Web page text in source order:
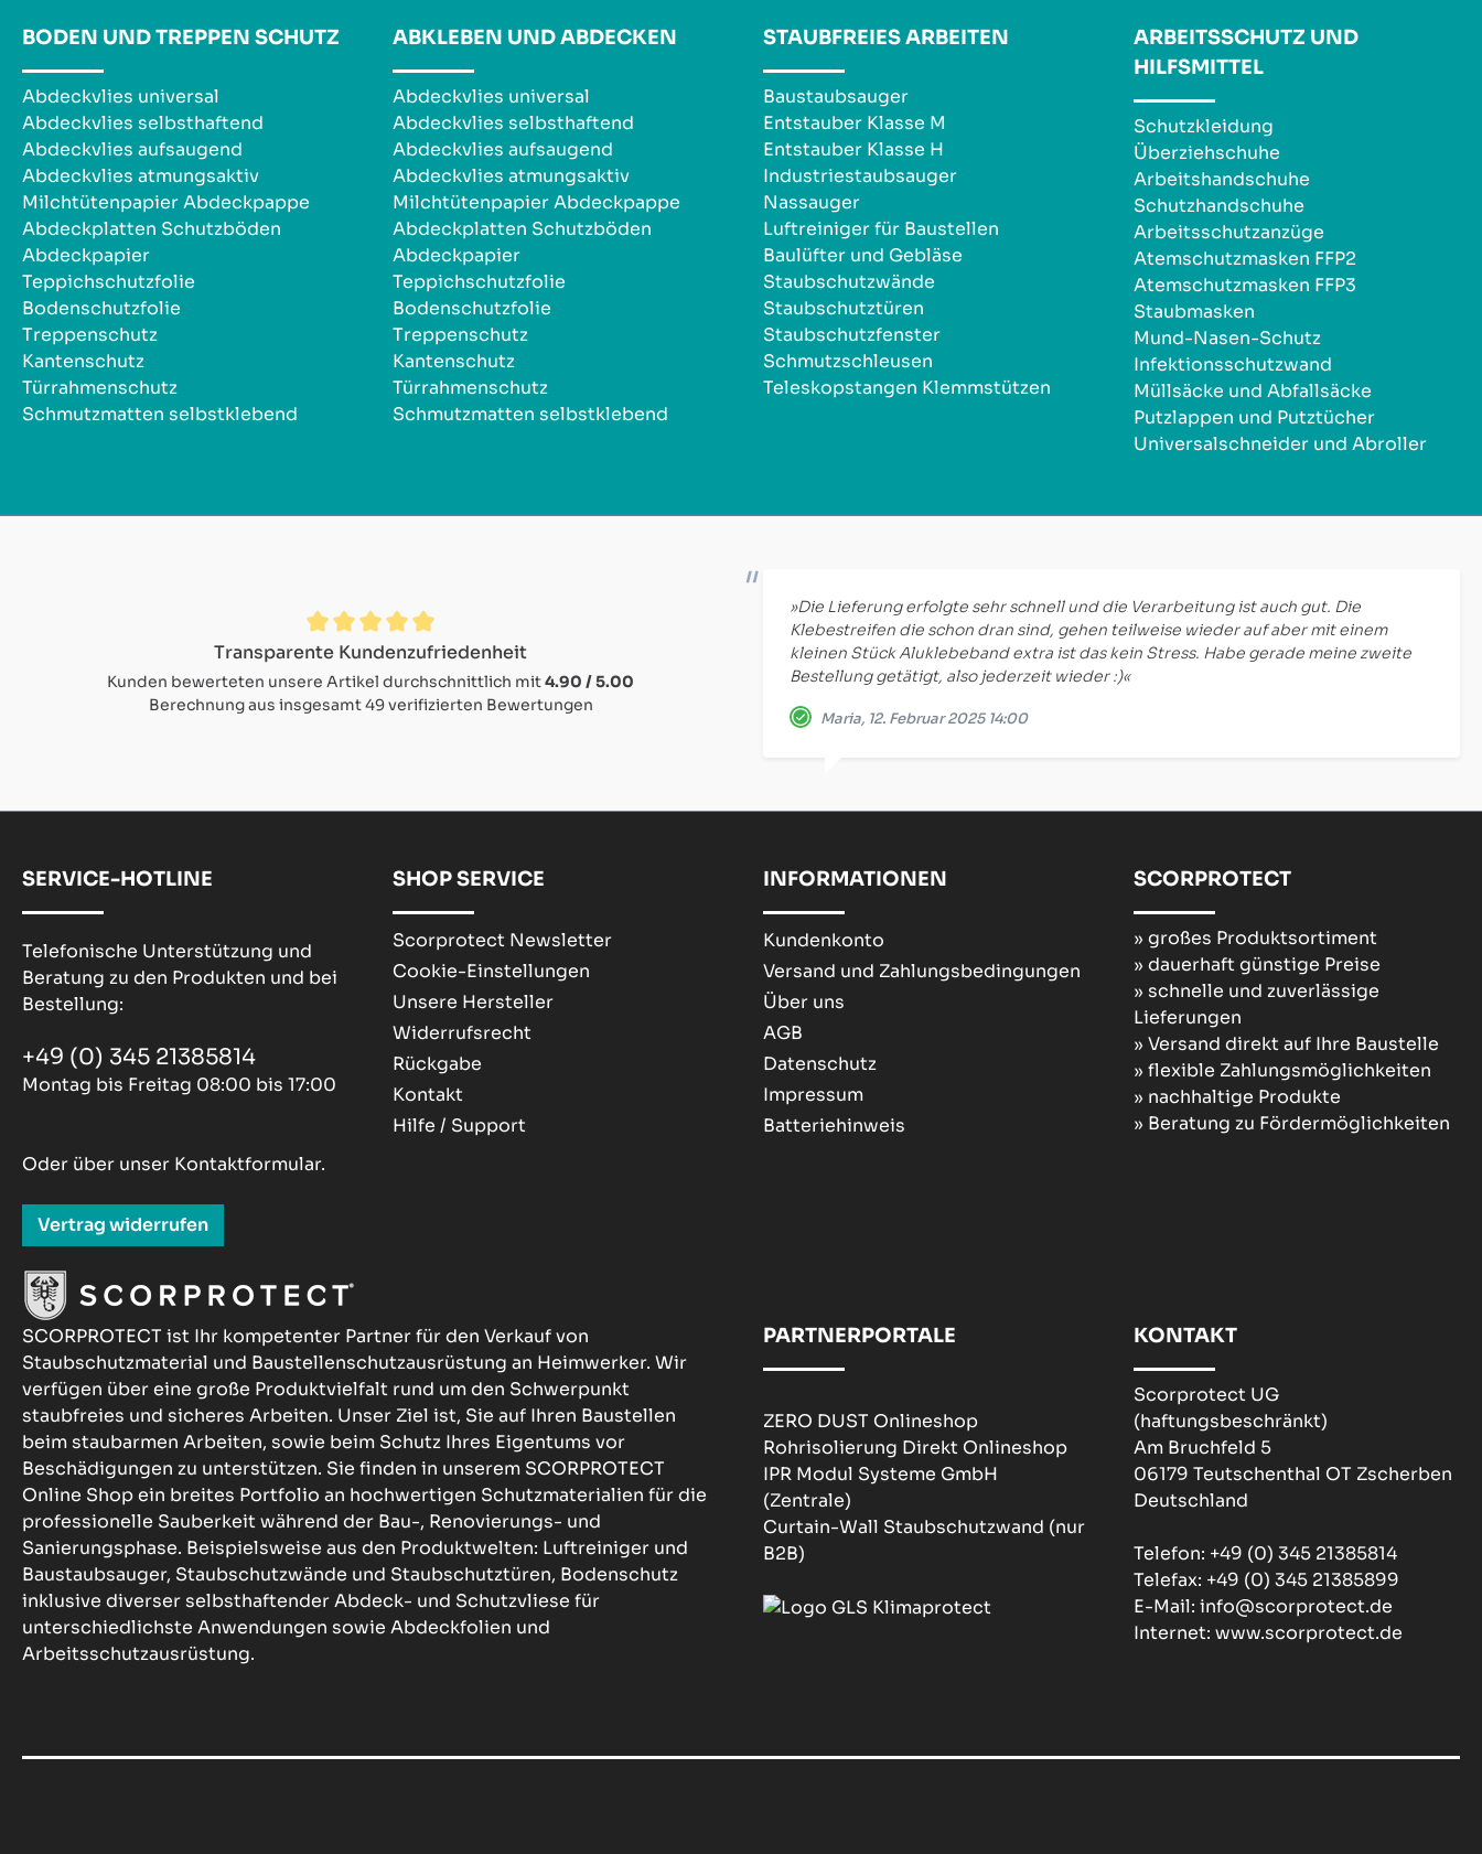
BODEN UND TREPPEN SCHUTZ
Abdeckvlies universal
Abdeckvlies selbsthaftend
Abdeckvlies aufsaugend
Abdeckvlies atmungsaktiv
Milchtütenpapier Abdeckpappe
Abdeckplatten Schutzböden
Abdeckpapier
Teppichschutzfolie
Bodenschutzfolie
Treppenschutz
Kantenschutz
Türrahmenschutz
Schmutzmatten selbstklebend
ABKLEBEN UND ABDECKEN
Abdeckvlies universal
Abdeckvlies selbsthaftend
Abdeckvlies aufsaugend
Abdeckvlies atmungsaktiv
Milchtütenpapier Abdeckpappe
Abdeckplatten Schutzböden
Abdeckpapier
Teppichschutzfolie
Bodenschutzfolie
Treppenschutz
Kantenschutz
Türrahmenschutz
Schmutzmatten selbstklebend
STAUBFREIES ARBEITEN
Baustaubsauger
Entstauber Klasse M
Entstauber Klasse H
Industriestaubsauger
Nassauger
Luftreiniger für Baustellen
Baulüfter und Gebläse
Staubschutzwände
Staubschutztüren
Staubschutzfenster
Schmutzschleusen
Teleskopstangen Klemmstützen
ARBEITSSCHUTZ UND
HILFSMITTEL
Schutzkleidung
Überziehschuhe
Arbeitshandschuhe
Schutzhandschuhe
Arbeitsschutzanzüge
Atemschutzmasken FFP2
Atemschutzmasken FFP3
Staubmasken
Mund-Nasen-Schutz
Infektionsschutzwand
Müllsäcke und Abfallsäcke
Putzlappen und Putztücher
Universalschneider und Abroller
Durchschnittliche Bewertung von 4.9 von 5 Sternen
Transparente Kundenzufriedenheit
Kunden bewerteten unsere Artikel durchschnittlich mit4.90 / 5.00
Berechnung aus insgesamt 49 verifizierten Bewertungen
»Die Lieferung erfolgte sehr schnell und die Verarbeitung ist auch gut. Die
Klebestreifen die schon dran sind, gehen teilweise wieder auf aber mit einem
kleinen Stück Aluklebeband extra ist das kein Stress. Habe gerade meine zweite
Bestellung getätigt, also jederzeit wieder :)«
Maria, 12. Februar 2025 14:00
SERVICE-HOTLINE
Telefonische Unterstützung und
Beratung zu den Produkten und bei
Bestellung:
+49 (0) 345 21385814
Montag bis Freitag 08:00 bis 17:00
Oder über unser Kontaktformular.
Vertrag widerrufen
SHOP SERVICE
Scorprotect Newsletter
Cookie-Einstellungen
Unsere Hersteller
Widerrufsrecht
Rückgabe
Kontakt
Hilfe / Support
INFORMATIONEN
Kundenkonto
Versand und Zahlungsbedingungen
Über uns
AGB
Datenschutz
Impressum
Batteriehinweis
SCORPROTECT
» großes Produktsortiment
» dauerhaft günstige Preise
» schnelle und zuverlässige
Lieferungen
» Versand direkt auf Ihre Baustelle
» flexible Zahlungsmöglichkeiten
» nachhaltige Produkte
» Beratung zu Fördermöglichkeiten
SCORPROTECT ist Ihr kompetenter Partner für den Verkauf von
Staubschutzmaterial und Baustellenschutzausrüstung an Heimwerker. Wir
verfügen über eine große Produktvielfalt rund um den Schwerpunkt
staubfreies und sicheres Arbeiten. Unser Ziel ist, Sie auf Ihren Baustellen
beim staubarmen Arbeiten, sowie beim Schutz Ihres Eigentums vor
Beschädigungen zu unterstützen. Sie finden in unserem SCORPROTECT
Online Shop ein breites Portfolio an hochwertigen Schutzmaterialien für die
professionelle Sauberkeit während der Bau-, Renovierungs- und
Sanierungsphase. Beispielsweise aus den Produktwelten: Luftreiniger und
Baustaubsauger, Staubschutzwände und Staubschutztüren, Bodenschutz
inklusive diverser selbsthaftender Abdeck- und Schutzvliese für
unterschiedlichste Anwendungen sowie Abdeckfolien und
Arbeitsschutzausrüstung.
PARTNERPORTALE
ZERO DUST Onlineshop
Rohrisolierung Direkt Onlineshop
IPR Modul Systeme GmbH
(Zentrale)
Curtain-Wall Staubschutzwand (nur
B2B)
KONTAKT
Scorprotect UG
(haftungsbeschränkt)
Am Bruchfeld 5
06179 Teutschenthal OT Zscherben
Deutschland
Telefon: +49 (0) 345 21385814
Telefax: +49 (0) 345 21385899
E-Mail: info@scorprotect.de
Internet: www.scorprotect.de